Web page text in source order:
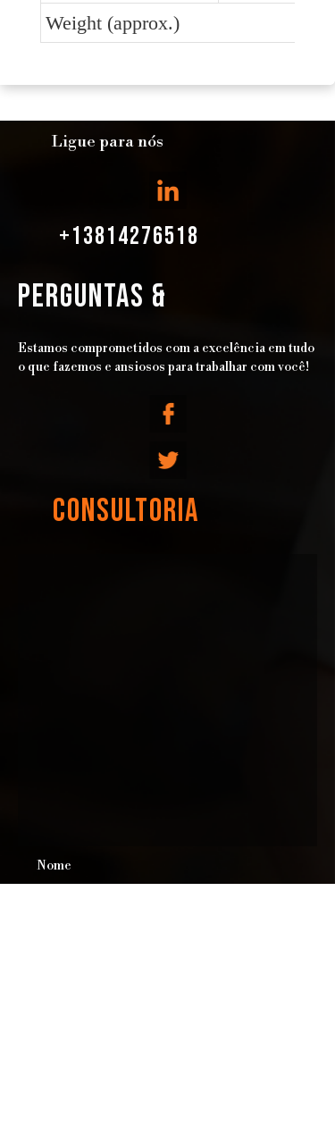
Weight (approx.)
Nome
PERGUNTAS &
Estamos comprometidos com a excelência em tudo
o que fazemos e ansiosos para trabalhar com você!
Ligue para nós
+13814276518
CONSULTORIA